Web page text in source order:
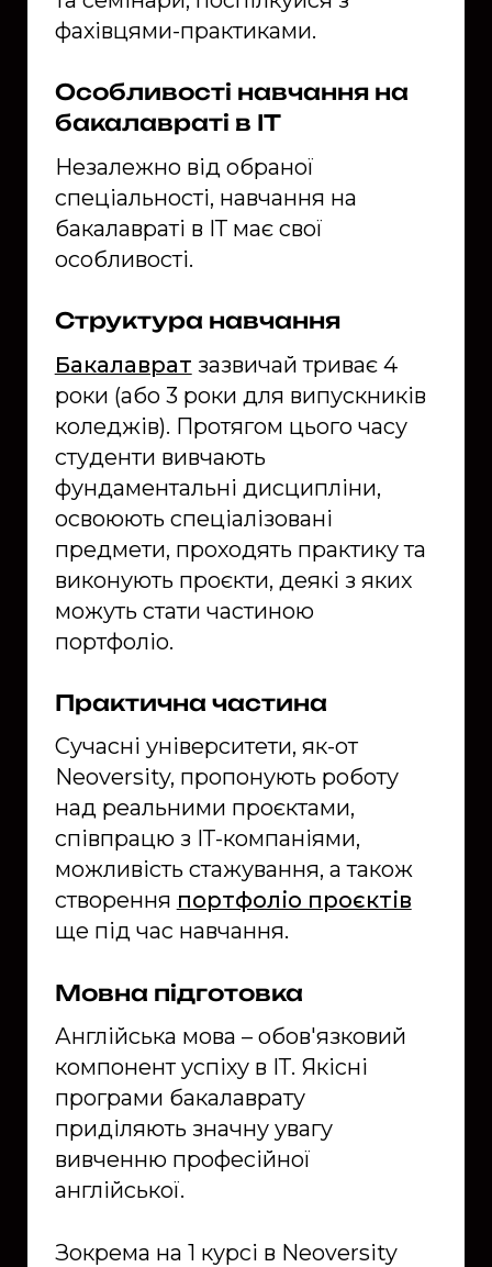
фахівцями-практиками.
Особливості навчання на
бакалавраті в ІТ
Незалежно від обраної
спеціальності, навчання на
бакалавраті в ІТ має свої
особливості.
Структура навчання
Бакалаврат зазвичай триває 4
роки (або 3 роки для випускників
коледжів). Протягом цього часу
студенти вивчають
фундаментальні дисципліни,
освоюють спеціалізовані
предмети, проходять практику та
виконують проєкти, деякі з яких
можуть стати частиною
портфоліо.
Практична частина
Сучасні університети, як-от
Neoversity, пропонують роботу
над реальними проєктами,
співпрацю з ІТ-компаніями,
можливість стажування, а також
створення портфоліо проєктів
ще під час навчання.
Мовна підготовка
Англійська мова – обов'язковий
компонент успіху в ІТ. Якісні
програми бакалаврату
приділяють значну увагу
вивченню професійної
англійської.
Зокрема на 1 курсі в Neoversity